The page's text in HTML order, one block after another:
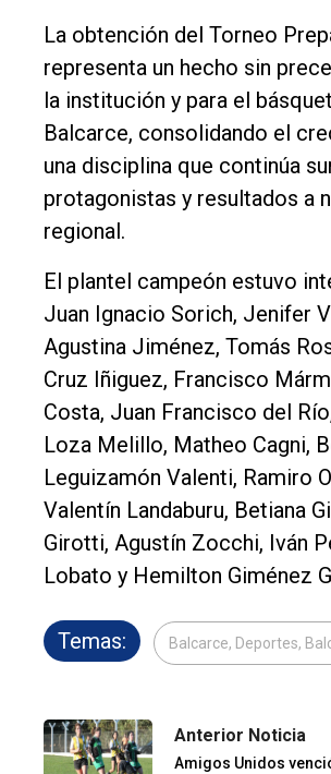
La obtención del Torneo
representa un hecho sin
la institución y para el
Balcarce, consolidando el
una disciplina que continúa
protagonistas y resultados a
regional.
El plantel campeón estuvo
Juan Ignacio Sorich, Jenifer
Agustina Jiménez, Tomás
Cruz Iñiguez, Francisco
Costa, Juan Francisco del
Loza Melillo, Matheo Cagni,
Leguizamón Valenti, Ramiro
Valentín Landaburu, Betiana
Girotti, Agustín Zocchi, Iván
Lobato y Hemilton Giménez
Temas: Balcarce, Deportes,
Anterior Noticia
Amigos Unidos